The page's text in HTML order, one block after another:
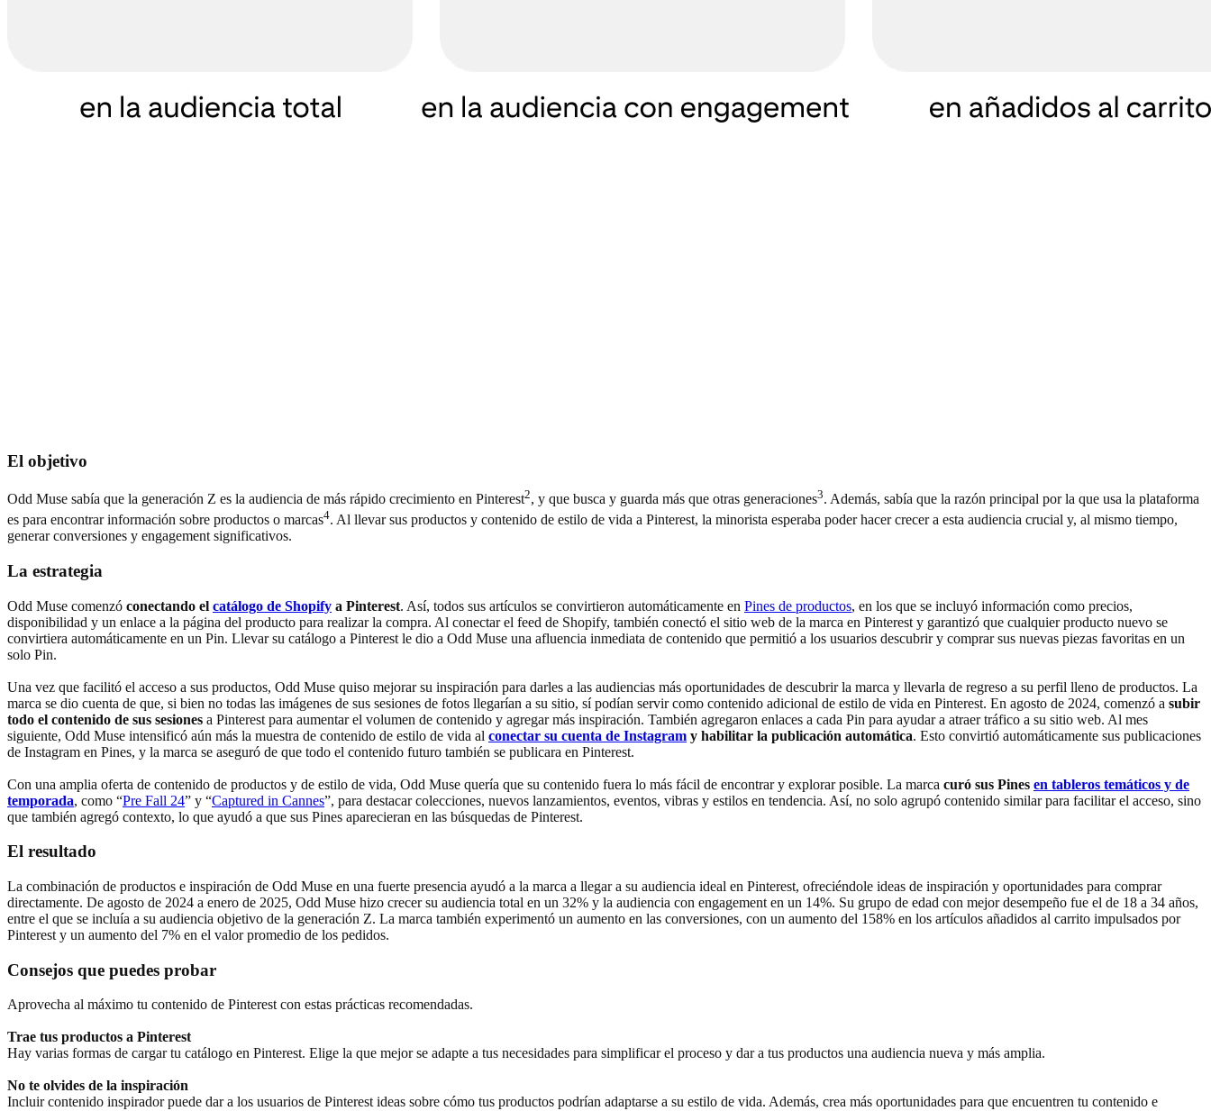
El objetivo
Odd Muse sabía que la generación Z es la audiencia de más rápido crecimiento en Pinterest2, y que busca y guarda más que otras generaciones3. Además, sabía que la razón principal por la que usa la plataforma
es para encontrar información sobre productos o marcas4. Al llevar sus productos y contenido de estilo de vida a Pinterest, la minorista esperaba poder hacer crecer a esta audiencia crucial y, al mismo tiempo,
generar conversiones y engagement significativos.
La estrategia
Odd Muse comenzó conectando el catálogo de Shopify a Pinterest. Así, todos sus artículos se convirtieron automáticamente en Pines de productos, en los que se incluyó información como precios,
disponibilidad y un enlace a la página del producto para realizar la compra. Al conectar el feed de Shopify, también conectó el sitio web de la marca en Pinterest y garantizó que cualquier producto nuevo se
convirtiera automáticamente en un Pin. Llevar su catálogo a Pinterest le dio a Odd Muse una afluencia inmediata de contenido que permitió a los usuarios descubrir y comprar sus nuevas piezas favoritas en un
solo Pin.
Una vez que facilitó el acceso a sus productos, Odd Muse quiso mejorar su inspiración para darles a las audiencias más oportunidades de descubrir la marca y llevarla de regreso a su perfil lleno de productos. La
marca se dio cuenta de que, si bien no todas las imágenes de sus sesiones de fotos llegarían a su sitio, sí podían servir como contenido adicional de estilo de vida en Pinterest. En agosto de 2024, comenzó a subir
todo el contenido de sus sesiones a Pinterest para aumentar el volumen de contenido y agregar más inspiración. También agregaron enlaces a cada Pin para ayudar a atraer tráfico a su sitio web. Al mes
siguiente, Odd Muse intensificó aún más la muestra de contenido de estilo de vida al conectar su cuenta de Instagram y habilitar la publicación automática. Esto convirtió automáticamente sus publicaciones
de Instagram en Pines, y la marca se aseguró de que todo el contenido futuro también se publicara en Pinterest.
Con una amplia oferta de contenido de productos y de estilo de vida, Odd Muse quería que su contenido fuera lo más fácil de encontrar y explorar posible. La marca curó sus Pines en tableros temáticos y de
temporada, como “Pre Fall 24” y “Captured in Cannes”, para destacar colecciones, nuevos lanzamientos, eventos, vibras y estilos en tendencia. Así, no solo agrupó contenido similar para facilitar el acceso, sino
que también agregó contexto, lo que ayudó a que sus Pines aparecieran en las búsquedas de Pinterest.
El resultado
La combinación de productos e inspiración de Odd Muse en una fuerte presencia ayudó a la marca a llegar a su audiencia ideal en Pinterest, ofreciéndole ideas de inspiración y oportunidades para comprar
directamente. De agosto de 2024 a enero de 2025, Odd Muse hizo crecer su audiencia total en un 32% y la audiencia con engagement en un 14%. Su grupo de edad con mejor desempeño fue el de 18 a 34 años,
entre el que se incluía a su audiencia objetivo de la generación Z. La marca también experimentó un aumento en las conversiones, con un aumento del 158% en los artículos añadidos al carrito impulsados por
Pinterest y un aumento del 7% en el valor promedio de los pedidos.
Consejos que puedes probar
Aprovecha al máximo tu contenido de Pinterest con estas prácticas recomendadas.
Trae tus productos a Pinterest
Hay varias formas de cargar tu catálogo en Pinterest. Elige la que mejor se adapte a tus necesidades para simplificar el proceso y dar a tus productos una audiencia nueva y más amplia.
No te olvides de la inspiración
Incluir contenido inspirador puede dar a los usuarios de Pinterest ideas sobre cómo tus productos podrían adaptarse a su estilo de vida. Además, crea más oportunidades para que encuentren tu contenido e